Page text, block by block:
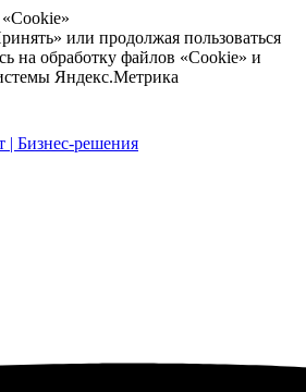
или продолжая пользоваться
на обработку файлов «Cookie» и
Яндекс.Метрика
| Бизнес-решения